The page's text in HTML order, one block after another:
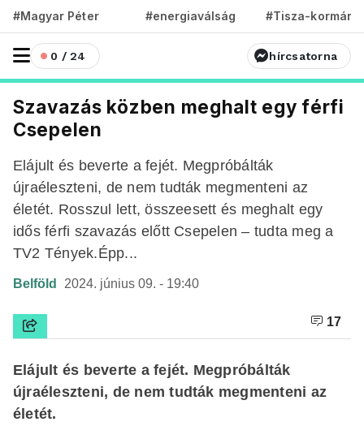
#Magyar Péter #energiaválság #Tisza-kormány
0 / 24 hírcsatorna
Szavazás közben meghalt egy férfi
Csepelen
Elájult és beverte a fejét. Megpróbálták
újraéleszteni, de nem tudták megmenteni az
életét. Rosszul lett, összeesett és meghalt egy
idős férfi szavazás előtt Csepelen – tudta meg a
TV2 Tények.Épp...
Belföld 2024. június 09. - 19:40
17
Elájult és beverte a fejét. Megpróbálták
újraéleszteni, de nem tudták megmenteni az
életét.